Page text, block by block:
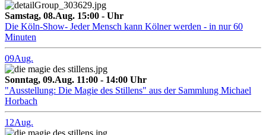
Samstag, 08.Aug. 15:00 - Uhr
Die Köln-Show- Jeder Mensch kann Kölner werden - in nur 60
Minuten
09Aug.
Sonntag, 09.Aug. 11:00 - 14:00 Uhr
"Ausstellung: Die Magie des Stillens" aus der Sammlung Michael
Horbach
12Aug.